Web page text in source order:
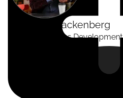
Tackenberg
Head of Business Development